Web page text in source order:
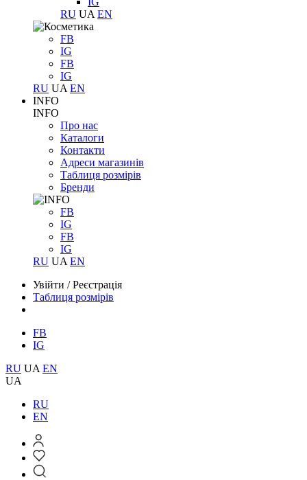
RU UA EN
FB
IG
FB
IG
RU UA EN
INFO
INFO
Про нас
Каталоги
Контакти
Адреси магазинів
Таблиця розмірів
Бренди
FB
IG
FB
IG
RU UA EN
Увійти /Реєстрація
Таблиця розмірів
FB
IG
RU UA EN
UA
RU
EN